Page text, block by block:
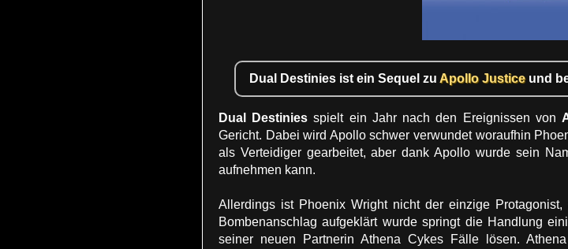
Dual Destinies ist ein Sequel zu Apollo Justiceund
Dual Destinies spielt ein Jahr nach den Ereignissen von
Gericht. Dabei wird Apollo schwer verwundet woraufhin
als Verteidiger gearbeitet, aber dank Apollo wurde sein
aufnehmen kann.
Allerdings ist Phoenix Wright nicht der einzige
Bombenanschlag aufgeklärt wurde springt die Handlung
seiner neuen Partnerin Athena Cykes Fälle lösen.